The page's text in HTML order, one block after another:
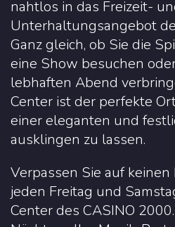
nahtlos in das Freizeit-
Unterhaltungsangebot
Ganz gleich, ob Sie die
eine Show besuchen
lebhaften Abend
Center ist der perfekte
einer eleganten und
ausklingen zu lassen.
Verpassen Sie auf
jeden Freitag und
Center des CASINO